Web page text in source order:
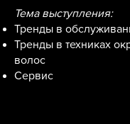
Тема выступления:
Тренды в
Тренды в техниках
волос
Сервис